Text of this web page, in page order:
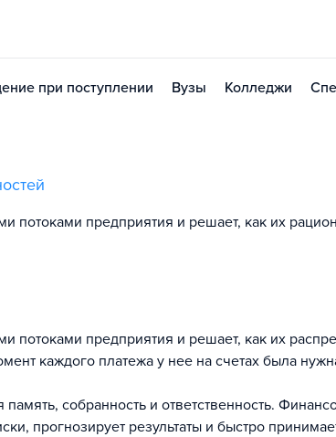
при поступлении Вузы Колледжи
предприятия и решает, как их
предприятия и решает, как их
каждого платежа у нее на счетах была
собранность и ответственность.
прогнозирует результаты и быстро